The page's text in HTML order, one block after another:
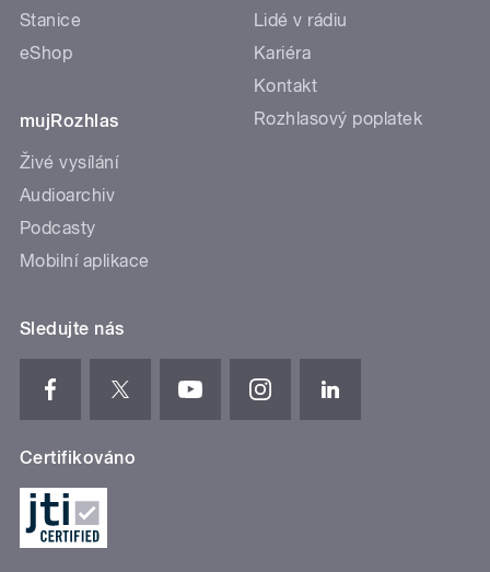
Stanice
eShop
mujRozhlas
Živé vysílání
Audioarchiv
Podcasty
Mobilní aplikace
Lidé v rádiu
Kariéra
Kontakt
Rozhlasový poplatek
Sledujte nás
Certifikováno